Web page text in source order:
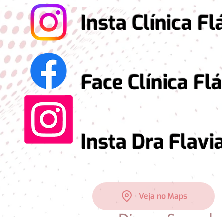
Insta Clínica
Face Clínica
Insta Dra Flavia
Veja no Maps